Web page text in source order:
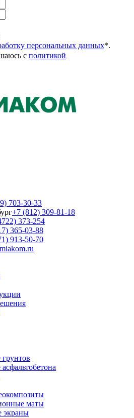
персональных данных*.
с политикой
703-30-33
+7 (812) 309-81-18
373-254
365-03-88
913-50-70
маты
экраны